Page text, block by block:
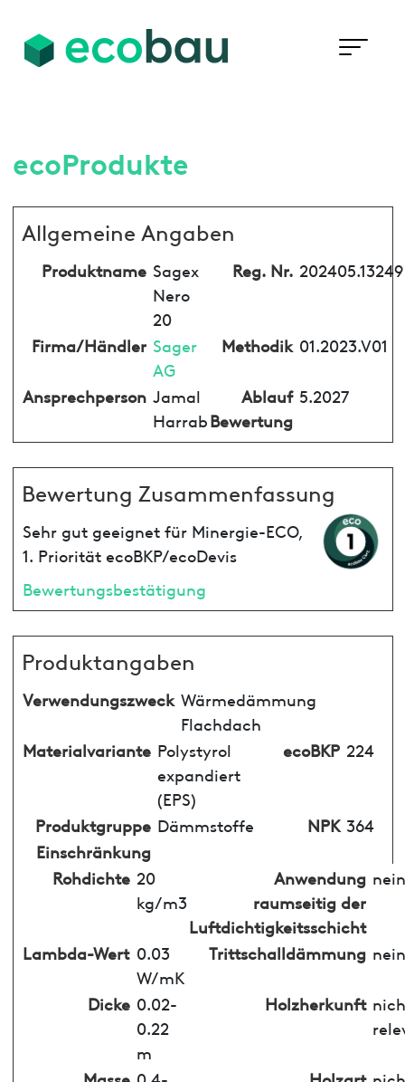
ecoProdukte
Allgemeine Angaben
Produktname Sagex
Nero
20
Reg. Nr. 202405.13249
Firma/Händler Sager
AG
Methodik 01.2023.V01
Ansprechperson Jamal
Harrab
Ablauf
Bewertung
5.2027
Bewertung Zusammenfassung
Sehr gut geeignet für Minergie-ECO,
1. Priorität ecoBKP/ecoDevis
Bewertungsbestätigung
Produktangaben
Verwendungszweck Wärmedämmung
Flachdach
Materialvariante Polystyrol
expandiert
(EPS)
ecoBKP 224
Produktgruppe Dämmstoffe NPK 364
Einschränkung
Rohdichte 20
kg/m3
Anwendung
raumseitig der
Luftdichtigkeitsschicht
nein
Lambda-Wert 0.03
W/mK
Trittschalldämmung nein
Dicke 0.02-
0.22
m
Holzherkunft